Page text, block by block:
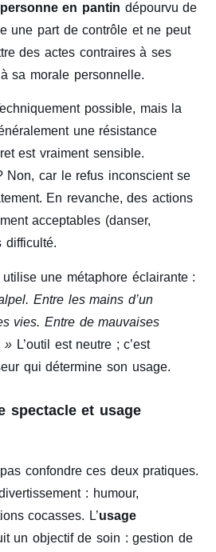
en pantin dépourvu de
une part de contrôle et ne peut
des actes contraires à ses
sa morale personnelle.
possible, mais la
une résistance
est vraiment sensible.
Non, car le refus inconscient se
En revanche, des actions
acceptables (danser,
difficulté.
une métaphore éclairante :
Entre les mains d’un
vies. Entre de mauvaises
» L’outil est neutre ; c’est
qui détermine son usage.
spectacle et usage
confondre ces deux pratiques.
: humour,
cocasses. L’usage
un objectif de soin : gestion de